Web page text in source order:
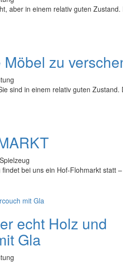
aber in einem relativ guten
zu
sind in einem relativ guten Zustand.
findet bei uns ein Hof-Flohmarkt statt
echt Holz und
Gla